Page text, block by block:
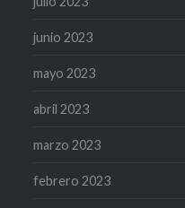
junio 2023
mayo 2023
abril 2023
marzo 2023
febrero 2023